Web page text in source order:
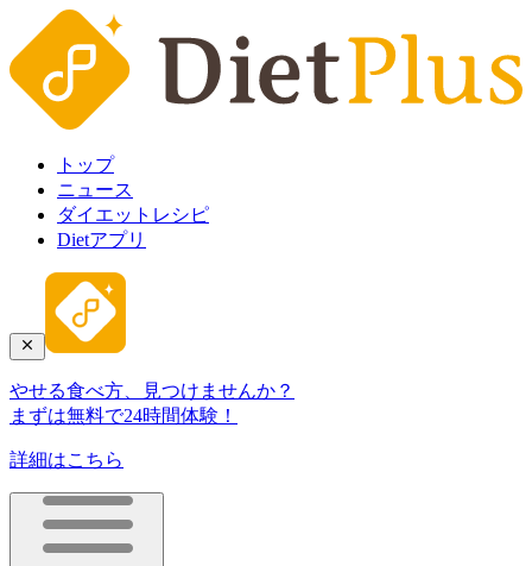
トップ
ニュース
ダイエットレシピ
Dietアプリ
やせる食べ方、見つけませんか？
まずは無料で24時間体験！
詳細はこちら